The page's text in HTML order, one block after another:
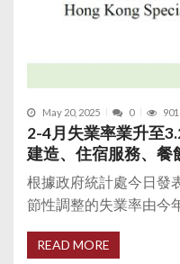
May 20, 2025 0 901
2-4月失業率業升至
建造、住宿服務、餐
根據政府統計處今日發
節性調整的失業率由今
READ MORE